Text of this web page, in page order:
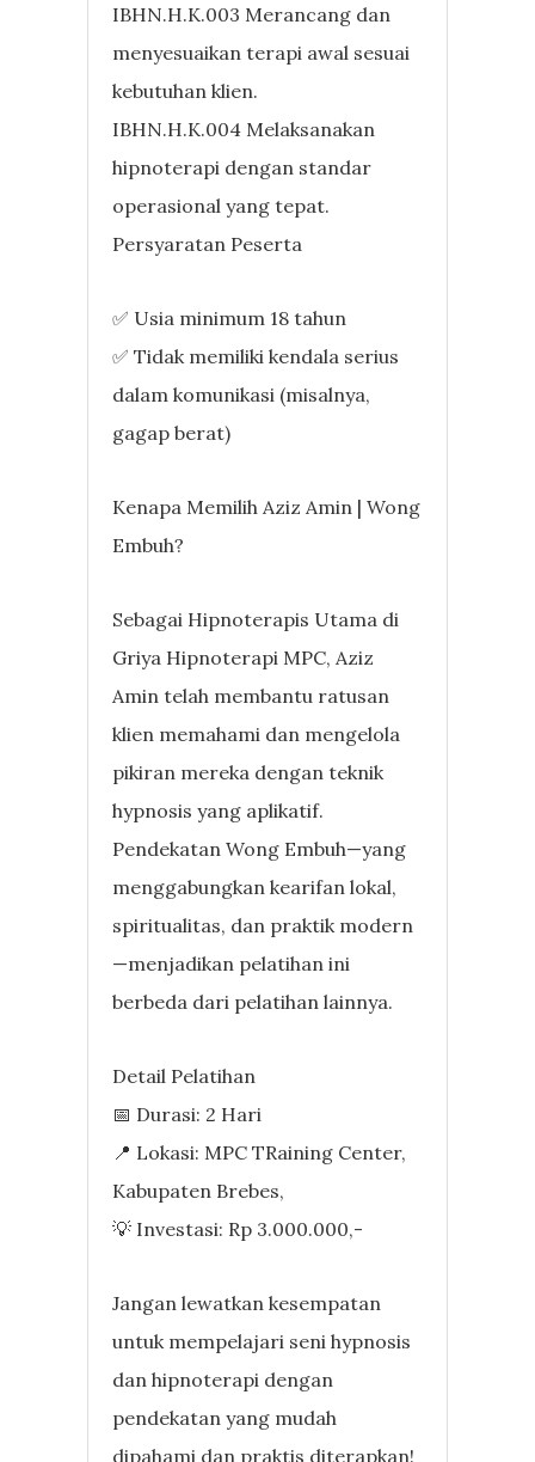
IBHN.H.K.003 Merancang dan
menyesuaikan terapi awal sesuai
kebutuhan klien.
IBHN.H.K.004 Melaksanakan
hipnoterapi dengan standar
operasional yang tepat.
Persyaratan Peserta
✅ Usia minimum 18 tahun
✅ Tidak memiliki kendala serius
dalam komunikasi (misalnya,
gagap berat)
Kenapa Memilih Aziz Amin | Wong
Embuh?
Sebagai Hipnoterapis Utama di
Griya Hipnoterapi MPC, Aziz
Amin telah membantu ratusan
klien memahami dan mengelola
pikiran mereka dengan teknik
hypnosis yang aplikatif.
Pendekatan Wong Embuh—yang
menggabungkan kearifan lokal,
spiritualitas, dan praktik modern
—menjadikan pelatihan ini
berbeda dari pelatihan lainnya.
Detail Pelatihan
📅 Durasi: 2 Hari
📍 Lokasi: MPC TRaining Center,
Kabupaten Brebes,
💡 Investasi: Rp 3.000.000,-
Jangan lewatkan kesempatan
untuk mempelajari seni hypnosis
dan hipnoterapi dengan
pendekatan yang mudah
dipahami dan praktis diterapkan!